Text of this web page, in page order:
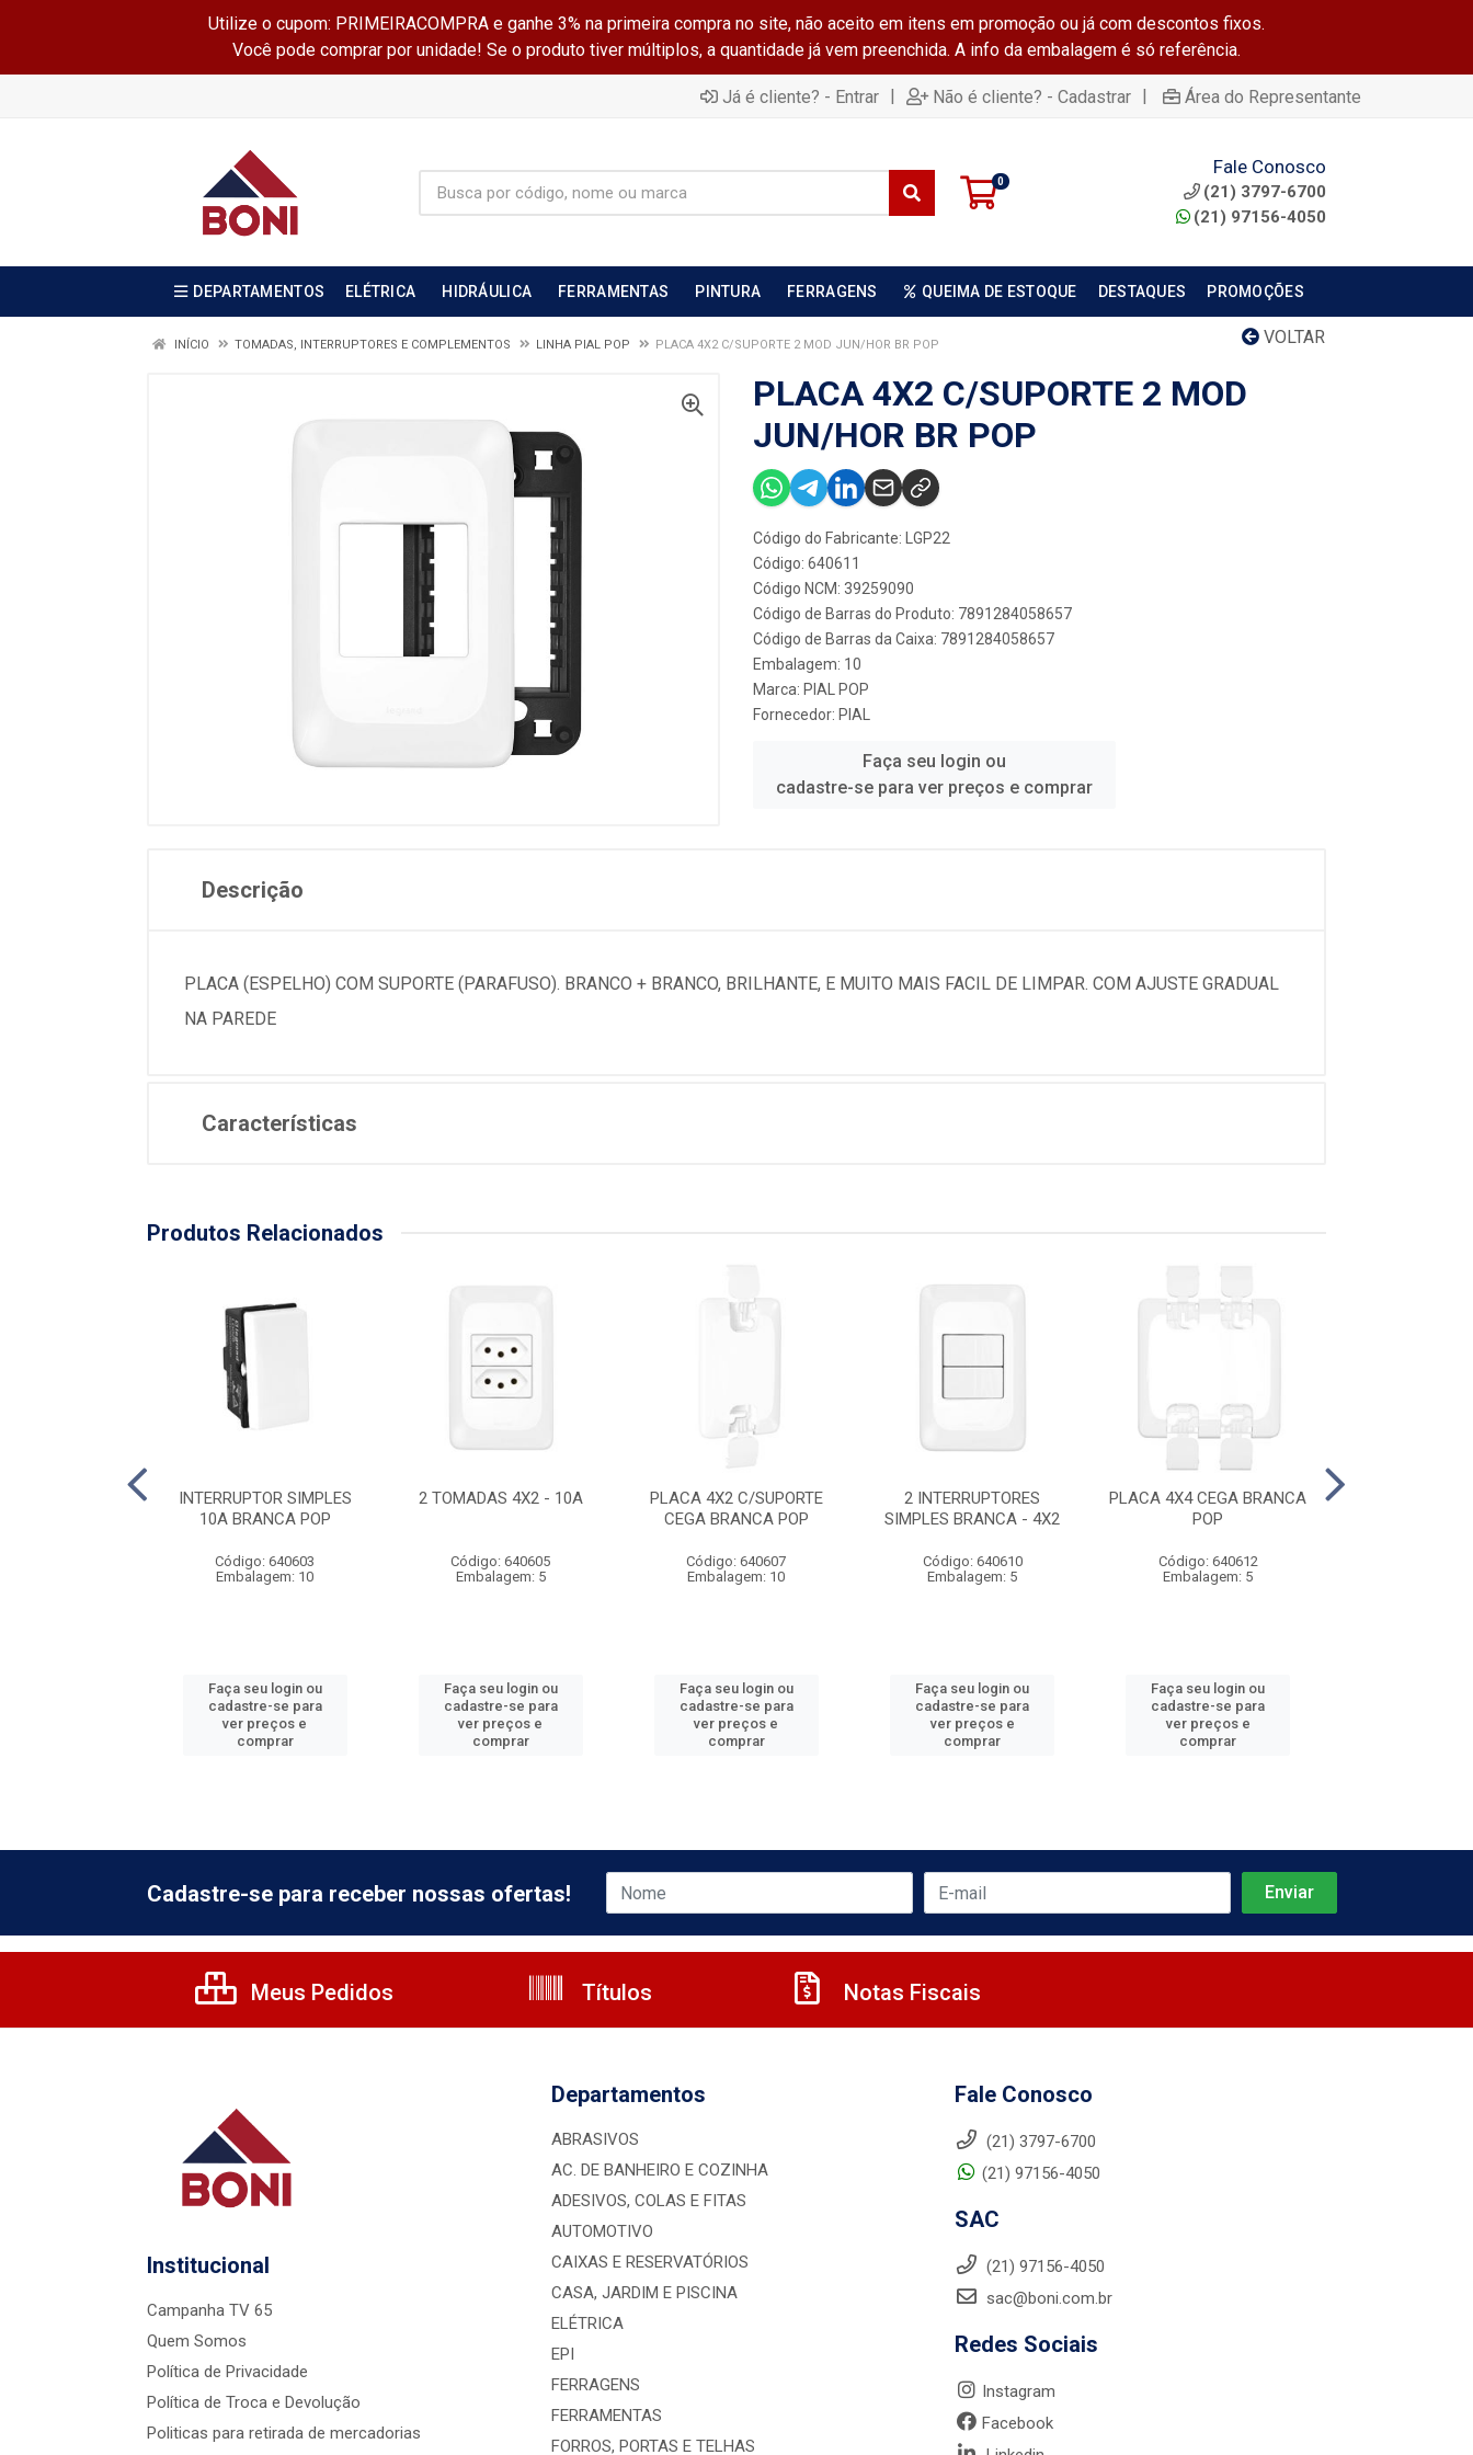
Utilize o cupom: PRIMEIRACOMPRA e ganhe 3% na primeira compra no site, não aceito em itens em promoção ou já com descontos fixos.
Você pode comprar por unidade! Se o produto tiver múltiplos, a quantidade já vem preenchida. A info da embalagem é só referência.
Já é cliente? - Entrar | Não é cliente? - Cadastrar | Área do Representante
0
Fale Conosco
(21) 3797-6700
(21) 97156-4050
DEPARTAMENTOS ELÉTRICA HIDRÁULICA FERRAMENTAS PINTURA FERRAGENS QUEIMA DE ESTOQUE DESTAQUES PROMOÇÕES
VOLTAR
INÍCIO TOMADAS, INTERRUPTORES E COMPLEMENTOS LINHA PIAL POP PLACA 4X2 C/SUPORTE 2 MOD JUN/HOR BR POP
PLACA 4X2 C/SUPORTE 2 MOD
JUN/HOR BR POP
Código do Fabricante: LGP22
Código: 640611
Código NCM: 39259090
Código de Barras do Produto: 7891284058657
Código de Barras da Caixa: 7891284058657
Embalagem: 10
Marca: PIAL POP
Fornecedor: PIAL
Faça seu login ou
cadastre-se para ver preços e comprar
Descrição
PLACA (ESPELHO) COM SUPORTE (PARAFUSO). BRANCO + BRANCO, BRILHANTE, E MUITO MAIS FACIL DE LIMPAR. COM AJUSTE GRADUAL
NA PAREDE
Características
Produtos Relacionados
INTERRUPTOR SIMPLES
10A BRANCA POP
Código: 640603
Embalagem: 10
Faça seu login ou
cadastre-se para
ver preços e
comprar
2 TOMADAS 4X2 - 10A
Código: 640605
Embalagem: 5
Faça seu login ou
cadastre-se para
ver preços e
comprar
PLACA 4X2 C/SUPORTE
CEGA BRANCA POP
Código: 640607
Embalagem: 10
Faça seu login ou
cadastre-se para
ver preços e
comprar
2 INTERRUPTORES
SIMPLES BRANCA - 4X2
Código: 640610
Embalagem: 5
Faça seu login ou
cadastre-se para
ver preços e
comprar
PLACA 4X4 CEGA BRANCA
POP
Código: 640612
Embalagem: 5
Faça seu login ou
cadastre-se para
ver preços e
comprar
Cadastre-se para receber nossas ofertas!
Meus Pedidos Títulos Notas Fiscais
Institucional
Campanha TV 65
Quem Somos
Política de Privacidade
Política de Troca e Devolução
Politicas para retirada de mercadorias
Departamentos
ABRASIVOS
AC. DE BANHEIRO E COZINHA
ADESIVOS, COLAS E FITAS
AUTOMOTIVO
CAIXAS E RESERVATÓRIOS
CASA, JARDIM E PISCINA
ELÉTRICA
EPI
FERRAGENS
FERRAMENTAS
FORROS, PORTAS E TELHAS
Fale Conosco
(21) 3797-6700
(21) 97156-4050
SAC
(21) 97156-4050
sac@boni.com.br
Redes Sociais
Instagram
Facebook